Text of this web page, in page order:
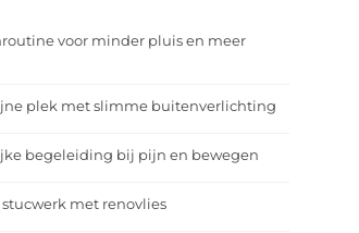
voor minder pluis en meer
plek met slimme buitenverlichting
begeleiding bij pijn en bewegen
met renovlies